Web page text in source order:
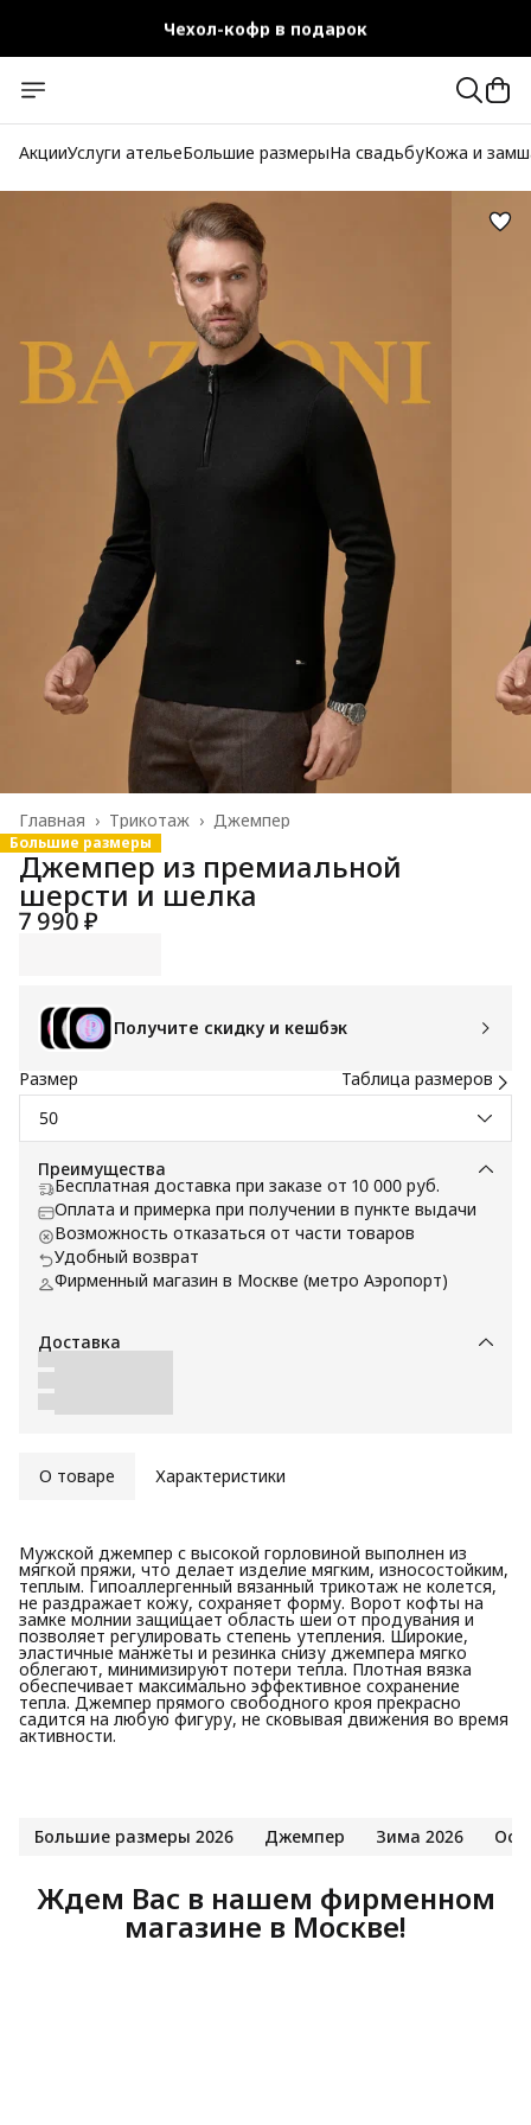
Чехол-кофр в подарок
Бесплатная доставка при заказе от 10 000 руб.
АкцииУслуги ательеБольшие размерыНа свадьбуКожа и
Джемпер
Трикотаж ›
Главная ›
Большие размеры
Джемпер из премиальной
шерсти и шелка
7 990 ₽
Получите скидку и кешбэк
Размер
Таблица размеров
50
Преимущества
Бесплатная доставка при заказе от 10 000 руб.
Оплата и примерка при получении в пункте выдачи
Возможность отказаться от части товаров
Удобный возврат
Фирменный магазин в Москве (метро Аэропорт)
Доставка
О товаре Характеристики
Мужской джемпер с высокой горловиной выполнен из
мягкой пряжи, что делает изделие мягким, износостойким,
теплым. Гипоаллергенный вязанный трикотаж не колется,
не раздражает кожу, сохраняет форму. Ворот кофты на
замке молнии защищает область шеи от продувания и
позволяет регулировать степень утепления. Широкие,
эластичные манжеты и резинка снизу джемпера мягко
облегают, минимизируют потери тепла. Плотная вязка
обеспечивает максимально эффективное сохранение
тепла. Джемпер прямого свободного кроя прекрасно
садится на любую фигуру, не сковывая движения во время
активности.
Большие размеры 2026 Джемпер Зима 2026
Ждем Вас в нашем фирменном
магазине в Москве!